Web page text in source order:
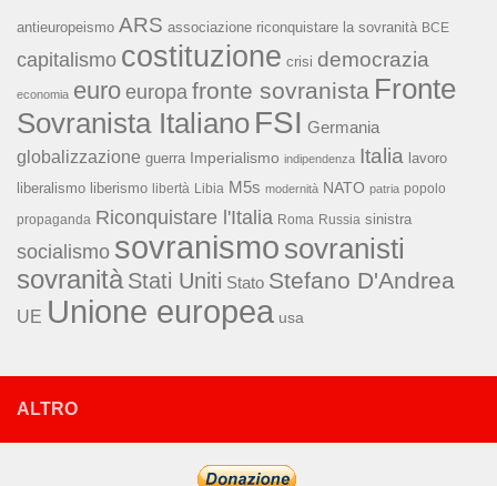
antieuropeismo ARS associazione riconquistare la sovranità BCE
capitalismo costituzione crisi democrazia
economia euro europa fronte sovranista Fronte
Sovranista Italiano FSI Germania
globalizzazione guerra Imperialismo indipendenza Italia lavoro
liberalismo liberismo libertà Libia M5s modernità NATO patria popolo
propaganda Riconquistare l'Italia Roma Russia sinistra
socialismo sovranismo sovranisti
sovranità Stati Uniti Stato Stefano D'Andrea
UE Unione europea usa
ALTRO